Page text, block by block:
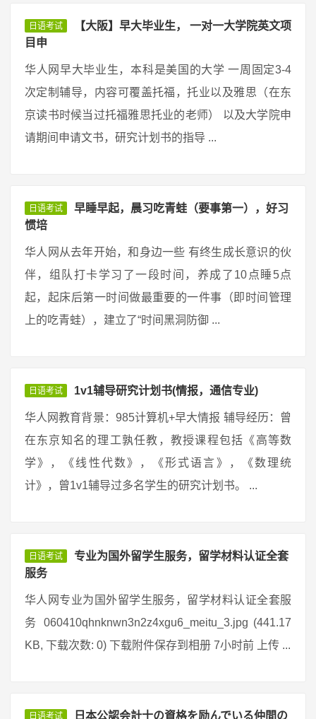
日语考试
【大阪】早大毕业生， 一对一大学院英文项
目申
华人网早大毕业生，本科是美国的大学 一周固定3-4
次定制辅导，内容可覆盖托福，托业以及雅思（在东
京读书时候当过托福雅思托业的老师） 以及大学院申
请期间申请文书，研究计划书的指导 ...
日语考试
早睡早起，晨习吃青蛙（要事第一），好习
惯培
华人网从去年开始，和身边一些 有终生成长意识的伙
伴，组队打卡学习了一段时间，养成了10点睡5点
起，起床后第一时间做最重要的一件事（即时间管理
上的吃青蛙），建立了“时间黑洞防御 ...
日语考试 1v1辅导研究计划书(情报，通信专业)
华人网教育背景：985计算机+早大情报 辅导经历：曾
在东京知名的理工孰任教，教授课程包括《高等数
学》，《线性代数》，《形式语言》，《数理统
计》，曾1v1辅导过多名学生的研究计划书。 ...
日语考试
专业为国外留学生服务，留学材料认证全套
服务
华人网专业为国外留学生服务，留学材料认证全套服
务 060410qhnknwn3n2z4xgu6_meitu_3.jpg (441.17
KB, 下载次数: 0) 下载附件保存到相册 7小时前 上传 ...
日语考试 日本公認会計士の資格を励んでいる仲間の